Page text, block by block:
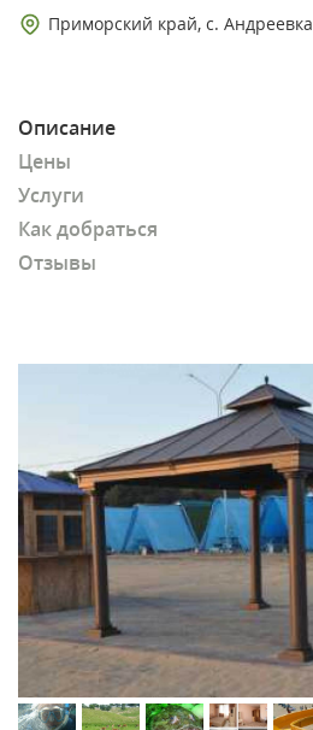
Приморский край, с. Андреевка
Описание
Цены
Услуги
Как добраться
Отзывы